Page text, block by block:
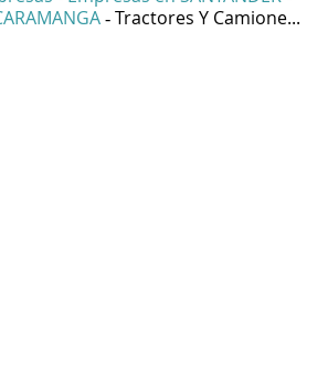
- Tractores Y Camione...